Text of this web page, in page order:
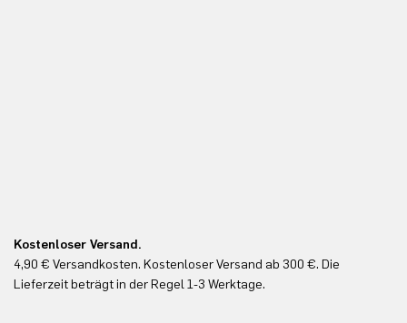
Kostenloser Versand.
4,90 € Versandkosten. Kostenloser Versand ab 300 €. Die
Lieferzeit beträgt in der Regel 1-3 Werktage.